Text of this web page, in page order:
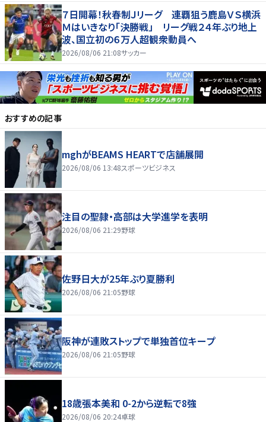
７日開幕！秋春制Ｊリーグ 連覇狙う鹿島ＶＳ横浜
Ｍはいきなり「決勝戦」 リーグ戦２４年ぶり地上
波、国立初の６万人超観衆動員へ
2026/08/06 21:08サッカー
おすすめの記事
mghがBEAMS HEARTで店舗展開
2026/08/06 13:48スポーツビジネス
注目の聖隷・高部は大学進学を表明
2026/08/06 21:29野球
佐野日大が25年ぶり夏勝利
2026/08/06 21:05野球
阪神が連敗ストップで単独首位キープ
2026/08/06 21:05野球
18歳張本美和 0-2から逆転で8強
2026/08/06 20:24卓球